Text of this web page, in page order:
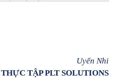
Uyển Nhi
TẬP PLT SOLUTIONS